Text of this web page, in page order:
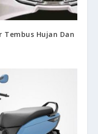
Tembus Hujan Dan